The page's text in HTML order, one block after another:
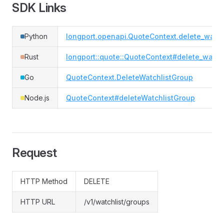
SDK Links
Python
Rust
Go QuoteContext.DeleteWatchlistGroup
Node.js QuoteContext#deleteWatchlistGroup
Request
HTTP Method DELETE
HTTP URL /v1/watchlist/groups